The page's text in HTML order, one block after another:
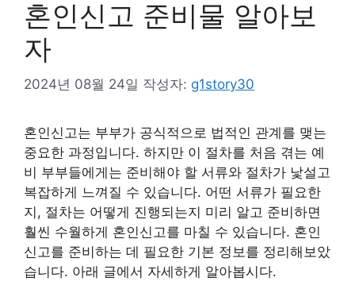
혼인신고 준비물 알아보
자
2024년 08월 24일 작성자: g1story30
혼인신고는 부부가 공식적으로 법적인 관계를 맺는
중요한 과정입니다. 하지만 이 절차를 처음 겪는 예
비 부부들에게는 준비해야 할 서류와 절차가 낯설고
복잡하게 느껴질 수 있습니다. 어떤 서류가 필요한
지, 절차는 어떻게 진행되는지 미리 알고 준비하면
훨씬 수월하게 혼인신고를 마칠 수 있습니다. 혼인
신고를 준비하는 데 필요한 기본 정보를 정리해보았
습니다. 아래 글에서 자세하게 알아봅시다.